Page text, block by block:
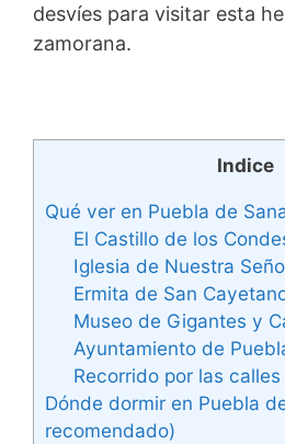
desvíes para visitar esta
zamorana.
Indice
Qué ver en Puebla de
El Castillo de los
Iglesia de Nuestra
Ermita de San
Museo de Gigantes y
Ayuntamiento de
Recorrido por las
Dónde dormir en Puebla
recomendado)